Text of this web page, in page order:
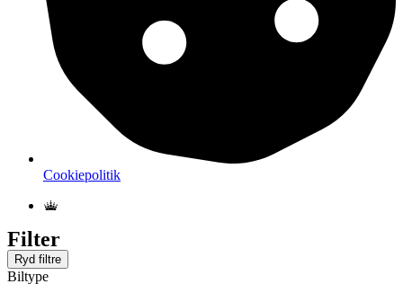
Cookiepolitik
Filter
Ryd filtre
Biltype